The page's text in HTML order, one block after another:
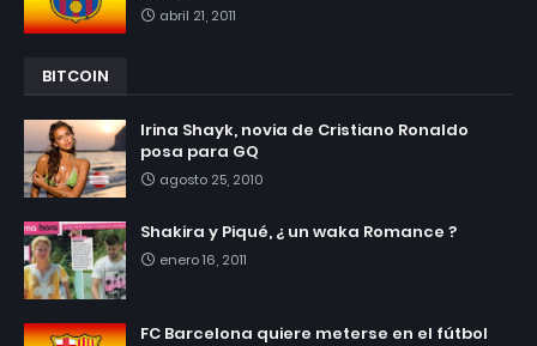
abril 21, 2011
BITCOIN
Irina Shayk, novia de Cristiano Ronaldo
posa para GQ
agosto 25, 2010
Shakira y Piqué, ¿ un waka Romance ?
enero 16, 2011
FC Barcelona quiere meterse en el fútbol